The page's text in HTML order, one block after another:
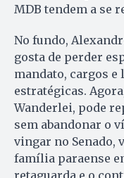
MDB tendem a se
No fundo,
gosta de perder
mandato, cargos
estratégicas.
Wanderlei, pode
sem abandonar o
vingar no Senado,
família paraense
retaguarda e o